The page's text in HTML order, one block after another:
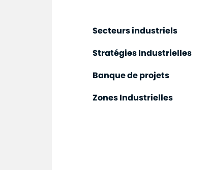
Secteurs industriels
Stratégies Industrielles
Plan d'Accélération Industrielle
2014-2020
Décarbonation de l'industrie
Banque de projets
Zones Industrielles
transformation